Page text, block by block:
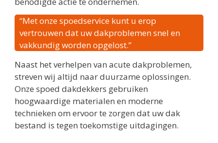
“Met onze spoedservice kunt u erop
vertrouwen dat uw dakproblemen snel en
vakkundig worden opgelost.”
Naast het verhelpen van acute dakproblemen,
streven wij altijd naar duurzame oplossingen.
Onze spoed dakdekkers gebruiken
hoogwaardige materialen en moderne
technieken om ervoor te zorgen dat uw dak
bestand is tegen toekomstige uitdagingen.